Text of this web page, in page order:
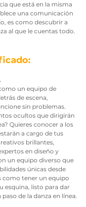
que está en la misma
una comunicación
es como descubrir a
al que le cuentas todo.
un equipo de
de escena,
sin problemas.
ocultos que dirigirán
Quieres conocer a los
a cargo de tus
brillantes,
en diseño y
un equipo diverso que
únicas desde
como tener un equipo
esquina, listo para dar
de la danza en línea.